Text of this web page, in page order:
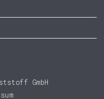
GmbH